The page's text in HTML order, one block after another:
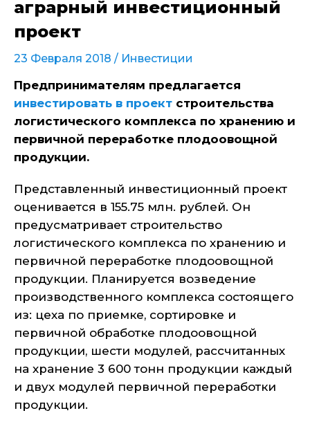
аграрный инвестиционный
проект
23 Февраля 2018 / Инвестиции
Предпринимателям предлагается
инвестировать в проект строительства
логистического комплекса по хранению и
первичной переработке плодоовощной
продукции.
Представленный инвестиционный проект
оценивается в 155.75 млн. рублей. Он
предусматривает строительство
логистического комплекса по хранению и
первичной переработке плодоовощной
продукции. Планируется возведение
производственного комплекса состоящего
из: цеха по приемке, сортировке и
первичной обработке плодоовощной
продукции, шести модулей, рассчитанных
на хранение 3 600 тонн продукции каждый
и двух модулей первичной переработки
продукции.